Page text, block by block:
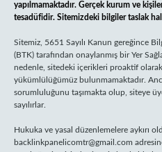
yapılmamaktadır. Gerçek kurum ve
tesadüfidir. Sitemizdeki bilgiler taslak
Sitemiz, 5651 Sayılı Kanun gereğince
(BTK) tarafından onaylanmış bir Yer
nedenle, sitedeki içerikleri proaktif
yükümlülüğümüz bulunmamaktadır.
sorumluluğunu taşımakta olup, siteye
sayılırlar.
Hukuka ve yasal düzenlemelere aykırı
backlinkpanelicomtr@gmail.com